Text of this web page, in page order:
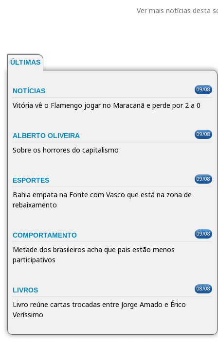
Ver mais notícias desta
ÚLTIMAS
NOTÍCIAS 09/08
Vitória vê o Flamengo jogar no Maracanã e perde por 2 a 0
ALBERTO OLIVEIRA 09/08
Sobre os horrores do capitalismo
ESPORTES 09/08
Bahia empata na Fonte com Vasco que está na zona de
rebaixamento
COMPORTAMENTO 09/08
Metade dos brasileiros acha que pais estão menos
participativos
LIVROS 08/08
Livro reúne cartas trocadas entre Jorge Amado e Érico
Veríssimo